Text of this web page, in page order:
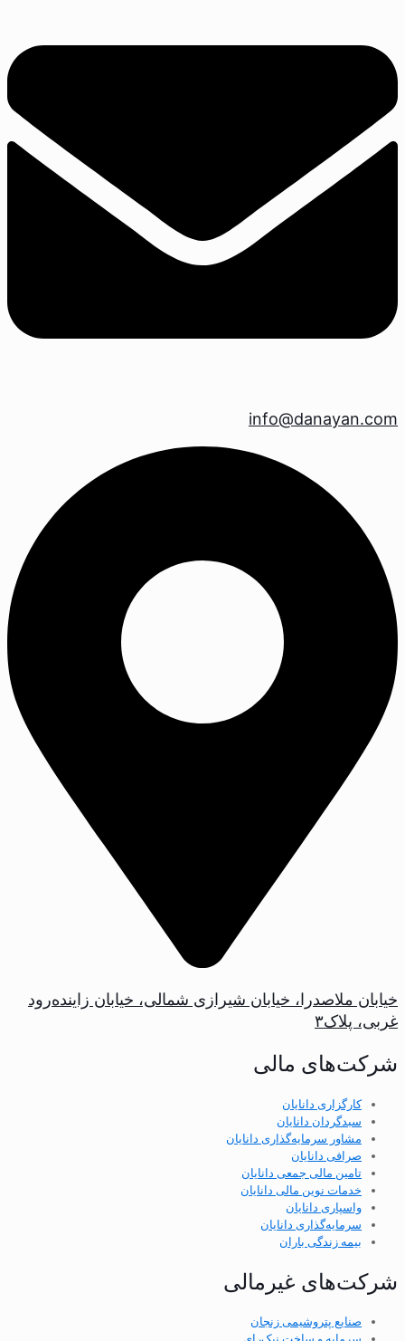
info@danayan.com
خیابان ملاصدرا، خیابان شیرازی شمالی، خیابان زاینده‌رود
غربی، پلاک‌۳
شرکت‌های مالی
کارگزاری دانایان
سبدگردان دانایان
مشاور سرمایه‌گذاری دانایان
صرافی دانایان
تامین مالی جمعی دانایان
خدمات نوین مالی دانایان
واسپاری دانایان
سرمایه‌گذاری دانایان
بیمه زندگی باران
شرکت‌های غیرمالی
صنایع پتروشیمی زنجان